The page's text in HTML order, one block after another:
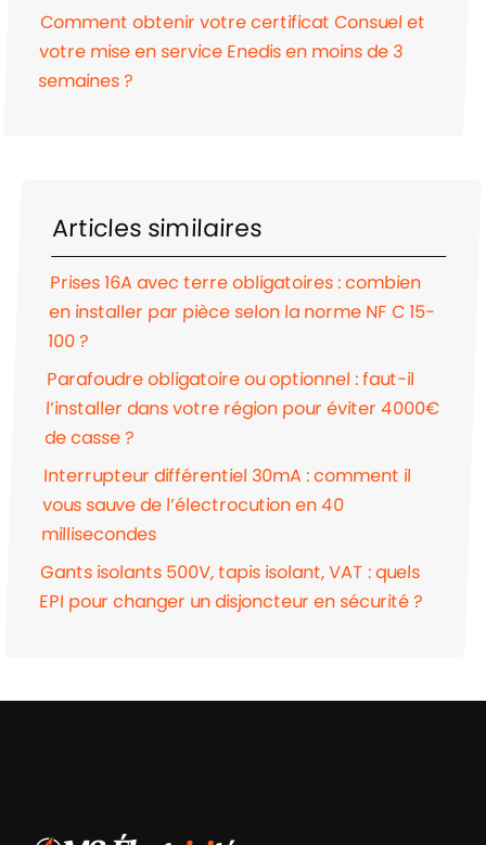
Comment obtenir votre certificat Consuel et
votre mise en service Enedis en moins de 3
semaines ?
Articles similaires
Prises 16A avec terre obligatoires : combien
en installer par pièce selon la norme NF C 15-
100 ?
Parafoudre obligatoire ou optionnel : faut-il
l’installer dans votre région pour éviter 4000€
de casse ?
Interrupteur différentiel 30mA : comment il
vous sauve de l’électrocution en 40
millisecondes
Gants isolants 500V, tapis isolant, VAT : quels
EPI pour changer un disjoncteur en sécurité ?